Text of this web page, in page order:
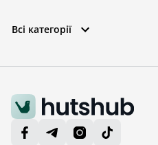
Всі категорії